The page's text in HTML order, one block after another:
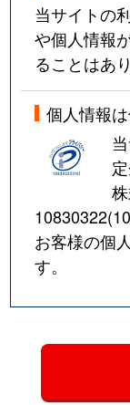
当サイトの
や個人情報
ることはあ
個人情報
お客様の個
す。